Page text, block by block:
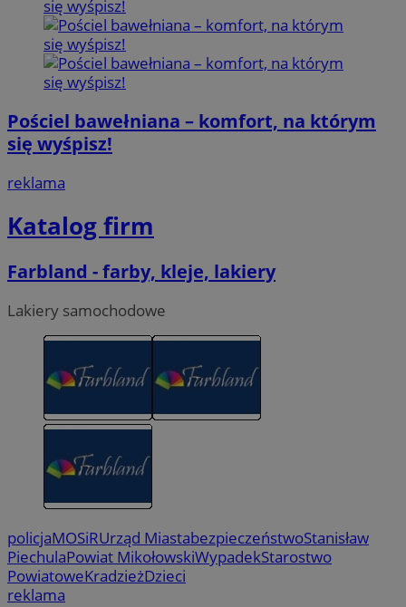
Pościel bawełniana – komfort, na którym
się wyśpisz!
reklama
Katalog firm
Farbland - farby, kleje, lakiery
Lakiery samochodowe
policjaMOSiRUrząd MiastabezpieczeństwoStanisław
PiechulaPowiat MikołowskiWypadekStarostwo
PowiatoweKradzieżDzieci
reklama